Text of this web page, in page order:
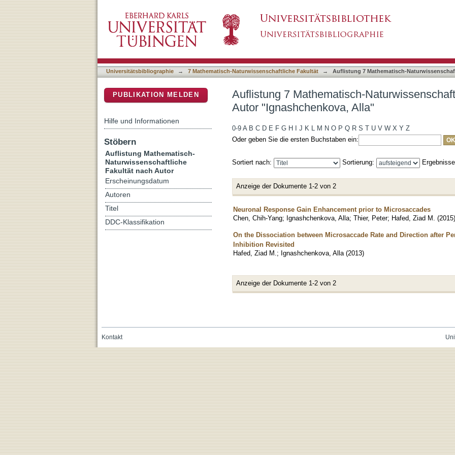
Auflistung 7 Mathematisch-Naturwissenschaftliche Fakultät nach Autor
Universitätsbibliographie → 7 Mathematisch-Naturwissenschaftliche Fakultät → Auflistung 7 Mathematisch-
Auflistung 7 Mathematisch-
Autor "Ignashchenkova, Alla"
0-9 A B C D E F G H J K L M N O P Q R S T U V W X Y Z
Oder geben Sie die ersten Buchstaben ein:
Sortiert nach: Sortierung:
Anzeige der Dokumente 1-2 von 2
Neuronal Response Gain Enhancement prior to Microsaccades
Chen, Chih-Yang; Ignashchenkova, Alla; Thier, Peter; Hafed, Ziad M. (2015)
On the Dissociation between Microsaccade Rate and Direction after
Inhibition Revisited
Hafed, Ziad M. ; Ignashchenkova, Alla (2013)
Anzeige der Dokumente 1-2 von 2
PUBLIKATION MELDEN
Hilfe und Informationen
Stöbern
Auflistung Mathematisch-
Naturwissenschaftliche
Fakultät nach Autor
Erscheinungsdatum
Autoren
Titel
DDC-Klassifikation
Kontakt